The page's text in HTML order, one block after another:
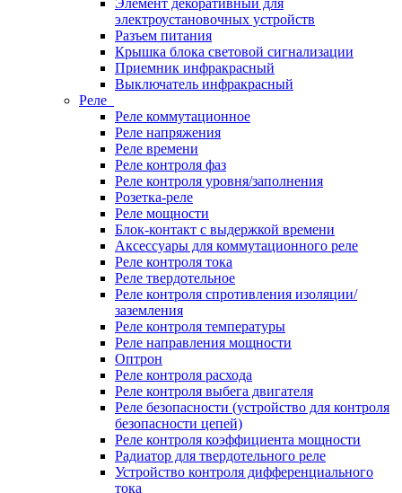
Элемент декоративный для
электроустановочных устройств
Разъем питания
Крышка блока световой сигнализации
Приемник инфракрасный
Выключатель инфракрасный
Реле
Реле коммутационное
Реле напряжения
Реле времени
Реле контроля фаз
Реле контроля уровня/заполнения
Розетка-реле
Реле мощности
Блок-контакт с выдержкой времени
Аксессуары для коммутационного реле
Реле контроля тока
Реле твердотельное
Реле контроля спротивления изоляции/
заземления
Реле контроля температуры
Реле направления мощности
Оптрон
Реле контроля расхода
Реле контроля выбега двигателя
Реле безопасности (устройство для контроля
безопасности цепей)
Реле контроля коэффициента мощности
Радиатор для твердотельного реле
Устройство контроля дифференциального
тока